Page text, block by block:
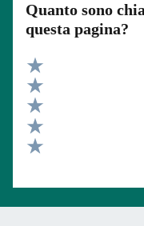
Quanto sono
questa pagina?
Valuta 5 stelle su 5
Valuta 4 stelle su 5
Valuta 3 stelle su 5
Valuta 2 stelle su 5